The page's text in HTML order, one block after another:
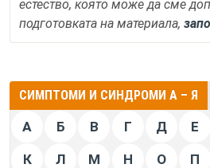
естество, която може да сме
подготовката на материала,
СИМПТОМИ И СИНДРОМИ А – Я
А Б В Г Д Е
К Л М Н О П